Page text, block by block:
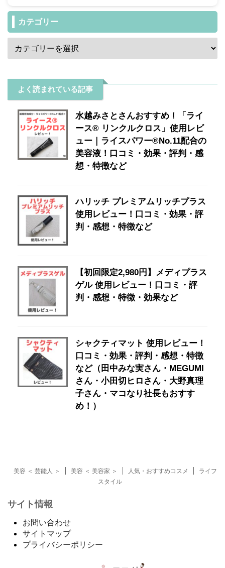
カテゴリー
よく読まれている記事
水越みさとさんおすすめ！「ライ
ース® リンクルクロス」使用レビ
ュー｜ライスパワー®No.11配合の
美容液！口コミ・効果・評判・感
想・特徴など
ハリッチ プレミアムリッチプラス
使用レビュー！口コミ・効果・評
判・感想・特徴など
【初回限定2,980円】メディプラス
ゲル 使用レビュー！口コミ・評
判・感想・特徴・効果など
シャクティマット 使用レビュー！
口コミ・効果・評判・感想・特徴
など（田中みな実さん・MEGUMI
さん・小田切ヒロさん・大野真理
子さん・マコなり社長もおすす
め！）
美容 ＜ 芸能人 ＞ 美容 ＜ 美容家 ＞ 人気・おすすめコスメ
ライフ
スタイル
サイト情報
お問い合わせ
サイトマップ
プライバシーポリシー